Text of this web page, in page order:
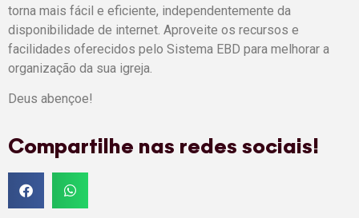
torna mais fácil e eficiente, independentemente da
disponibilidade de internet. Aproveite os recursos e
facilidades oferecidos pelo Sistema EBD para melhorar a
organização da sua igreja.
Deus abençoe!
Compartilhe nas redes sociais!